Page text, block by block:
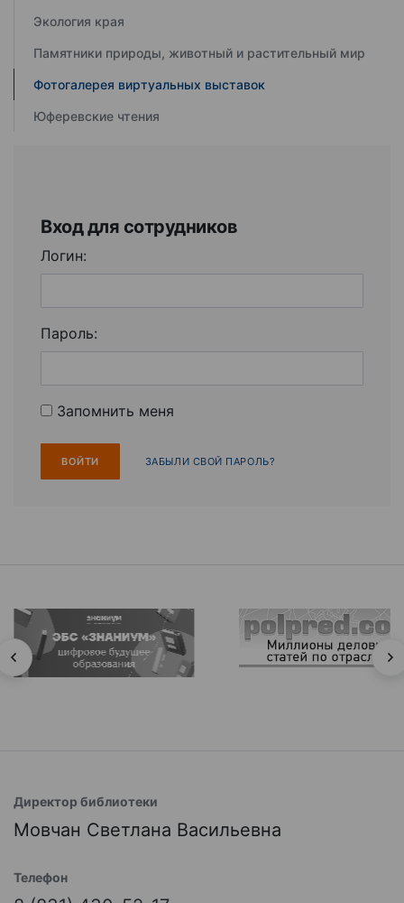
Экология края
Памятники природы, животный и растительный мир
Фотогалерея виртуальных выставок
Юферевские чтения
Вход для сотрудников
Логин:
Пароль:
Запомнить меня
ЗАБЫЛИ СВОЙ ПАРОЛЬ?
Директор библиотеки
Мовчан Светлана Васильевна
Телефон